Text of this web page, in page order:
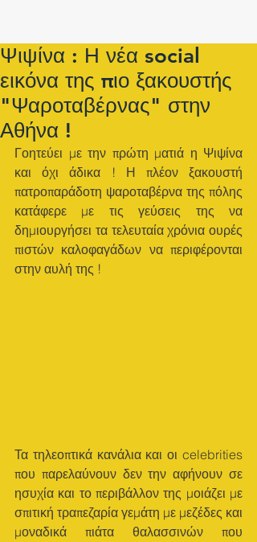
Ψιψίνα : Η νέα social
εικόνα της πιο ξακουστής
"Ψαροταβέρνας" στην
Αθήνα !
Γοητεύει με την πρώτη ματιά η Ψιψίνα
και όχι άδικα ! Η πλέον ξακουστή
πατροπαράδοτη ψαροταβέρνα της πόλης
κατάφερε με τις γεύσεις της να
δημιουργήσει τα τελευταία χρόνια ουρές
πιστών καλοφαγάδων να περιφέρονται
στην αυλή της !
Τα τηλεοπτικά κανάλια και οι celebrities
που παρελαύνουν δεν την αφήνουν σε
ησυχία και το περιβάλλον της μοιάζει με
σπιτική τραπεζαρία γεμάτη με μεζέδες και
μοναδικά πιάτα θαλασσινών που